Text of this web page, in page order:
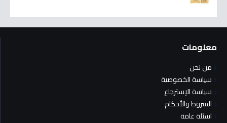
معلومات
من نحن
سياسة الخصوصية
سياسة الإسترجاع
الشروط والأحكام
اسئلة عامة